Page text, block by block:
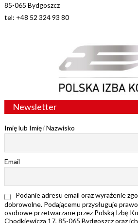
85-065 Bydgoszcz
tel: +48 52 324 93 80
Newsletter
Imię lub Imię i Nazwisko
Email
Podanie adresu email oraz wyrażenie
dobrowolne. Podającemu przysługuje
osobowe przetwarzane przez Polską Izbę
Chodkiewicza 17, 85-065 Bydgoszcz oraz